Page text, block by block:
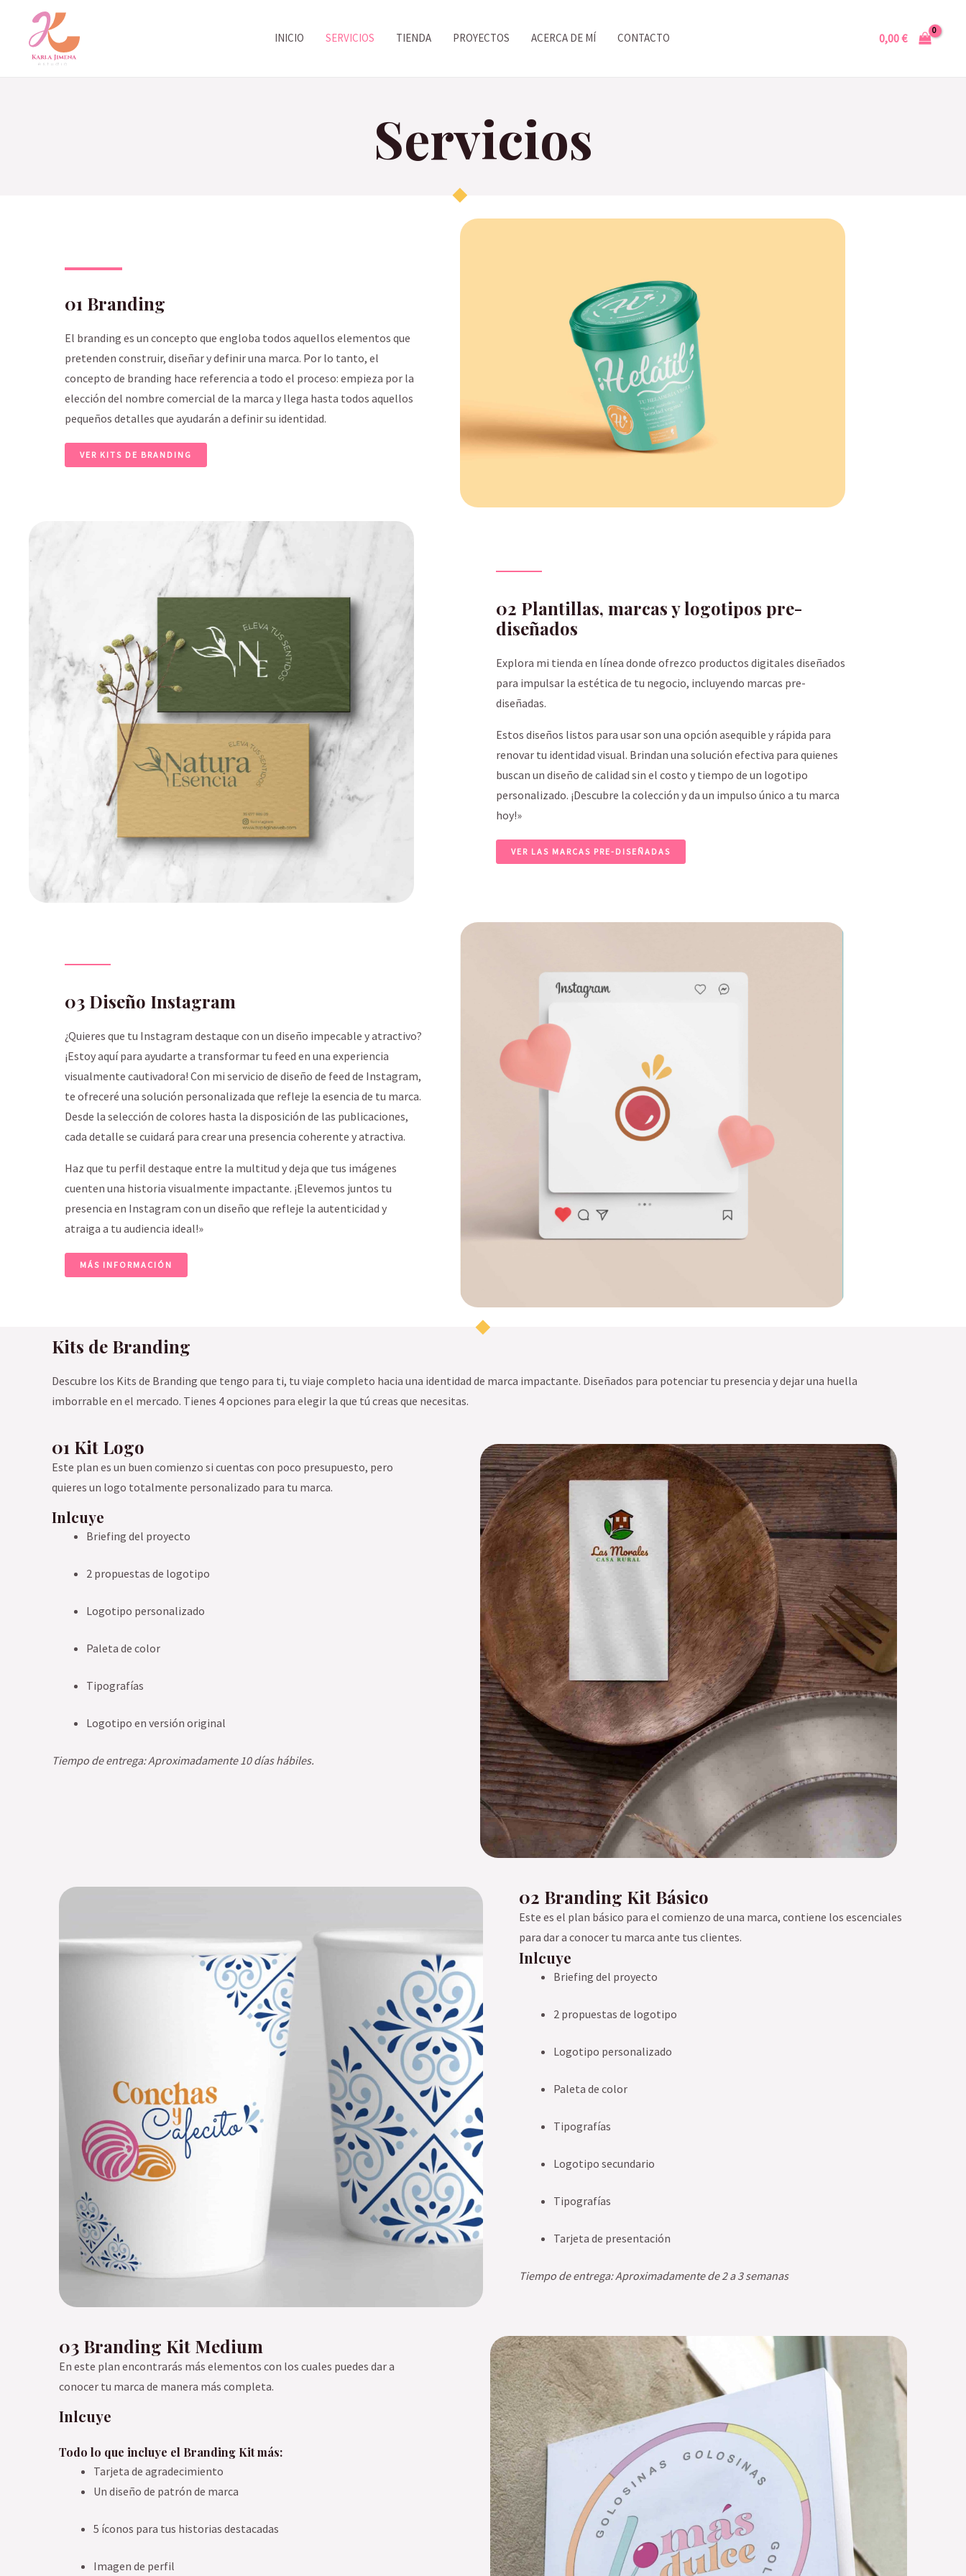
contenido
INICIO SERVICIOS TIENDA PROYECTOS ACERCA DE MÍ CONTACTO 0,00€
Servicios
01 Branding
El branding es un concepto que engloba todos aquellos elementos que
pretenden construir, diseñar y definir una marca. Por lo tanto, el
concepto de branding hace referencia a todo el proceso: empieza por la
elección del nombre comercial de la marca y llega hasta todos aquellos
pequeños detalles que ayudarán a definir su identidad.
VER KITS DE BRANDING
02 Plantillas, marcas y logotipos pre-
diseñados
Explora mi tienda en línea donde ofrezco productos digitales diseñados
para impulsar la estética de tu negocio, incluyendo marcas pre-
diseñadas.
Estos diseños listos para usar son una opción asequible y rápida para
renovar tu identidad visual. Brindan una solución efectiva para quienes
buscan un diseño de calidad sin el costo y tiempo de un logotipo
personalizado. ¡Descubre la colección y da un impulso único a tu marca
hoy!»
VER LAS MARCAS PRE-DISEÑADAS
03 Diseño Instagram
¿Quieres que tu Instagram destaque con un diseño impecable y atractivo?
¡Estoy aquí para ayudarte a transformar tu feed en una experiencia
visualmente cautivadora! Con mi servicio de diseño de feed de Instagram,
te ofreceré una solución personalizada que refleje la esencia de tu marca.
Desde la selección de colores hasta la disposición de las publicaciones,
cada detalle se cuidará para crear una presencia coherente y atractiva.
Haz que tu perfil destaque entre la multitud y deja que tus imágenes
cuenten una historia visualmente impactante. ¡Elevemos juntos tu
presencia en Instagram con un diseño que refleje la autenticidad y
atraiga a tu audiencia ideal!»
MÁS INFORMACIÓN
Kits de Branding
Descubre los Kits de Branding que tengo para ti, tu viaje completo hacia una identidad de marca impactante. Diseñados para potenciar tu presencia y dejar una huella
imborrable en el mercado. Tienes 4 opciones para elegir la que tú creas que necesitas.
01 Kit Logo
Este plan es un buen comienzo si cuentas con poco presupuesto, pero
quieres un logo totalmente personalizado para tu marca.
Inlcuye
Briefing del proyecto
2 propuestas de logotipo
Logotipo personalizado
Paleta de color
Tipografías
Logotipo en versión original
Tiempo de entrega: Aproximadamente 10 días hábiles.
02 Branding Kit Básico
Este es el plan básico para el comienzo de una marca, contiene los escenciales
para dar a conocer tu marca ante tus clientes.
Inlcuye
Briefing del proyecto
2 propuestas de logotipo
Logotipo personalizado
Paleta de color
Tipografías
Logotipo secundario
Tipografías
Tarjeta de presentación
Tiempo de entrega: Aproximadamente de 2 a 3 semanas
03 Branding Kit Medium
En este plan encontrarás más elementos con los cuales puedes dar a
conocer tu marca de manera más completa.
Inlcuye
Todo lo que incluye el Branding Kit más:
Tarjeta de agradecimiento
Un diseño de patrón de marca
5 íconos para tus historias destacadas
Imagen de perfil